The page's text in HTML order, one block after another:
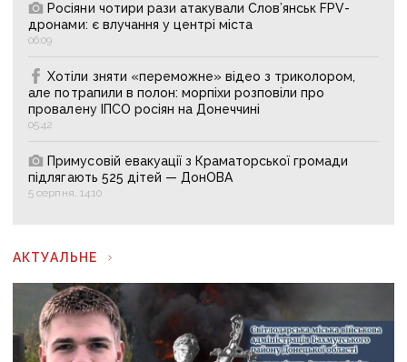
Росіяни чотири рази атакували Слов’янськ FPV-
дронами: є влучання у центрі міста
06:09
Хотіли зняти «переможне» відео з триколором,
але потрапили в полон: морпіхи розповіли про
провалену ІПСО росіян на Донеччині
05:42
Примусовій евакуації з Краматорської громади
підлягають 525 дітей — ДонОВА
5 серпня, 14:10
АКТУАЛЬНЕ